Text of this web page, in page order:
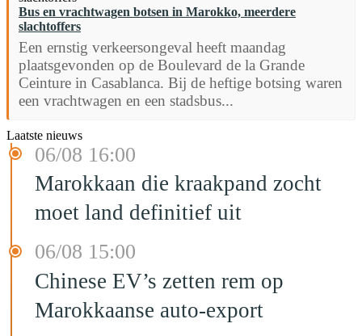
Bus en vrachtwagen botsen in Marokko, meerdere
slachtoffers
Een ernstig verkeersongeval heeft maandag
plaatsgevonden op de Boulevard de la Grande
Ceinture in Casablanca. Bij de heftige botsing waren
een vrachtwagen en een stadsbus...
Laatste nieuws
06/08 16:00
Marokkaan die kraakpand zocht
moet land definitief uit
06/08 15:00
Chinese EV’s zetten rem op
Marokkaanse auto-export